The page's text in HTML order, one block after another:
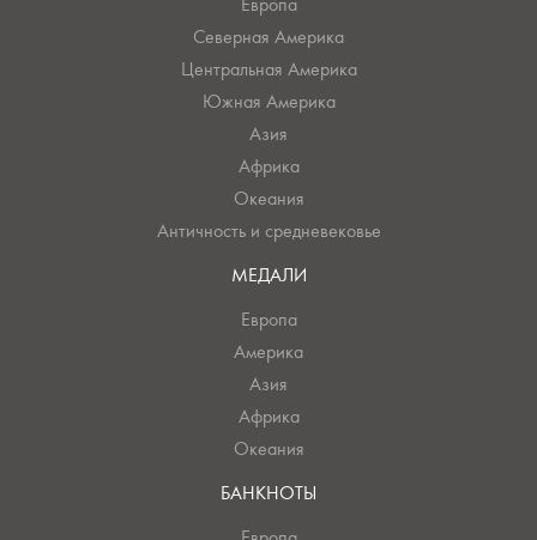
Европа
Северная Америка
Центральная Америка
Южная Америка
Азия
Африка
Океания
Античность и средневековье
МЕДАЛИ
Европа
Америка
Азия
Африка
Океания
БАНКНОТЫ